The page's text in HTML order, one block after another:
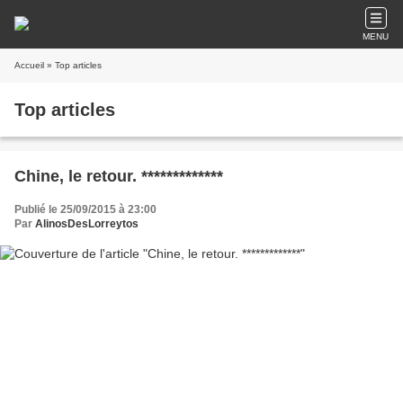
MENU
Accueil » Top articles
Top articles
Chine, le retour. *************
Publié le 25/09/2015 à 23:00
Par AlinosDesLorreytos